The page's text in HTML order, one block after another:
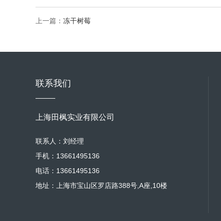
上一篇： 冻干树莓
联系我们
上海田枫实业有限公司
联系人：刘经理
手机：13661495136
电话：13661495136
地址：上海市宝山区罗店路388号,A座,10楼